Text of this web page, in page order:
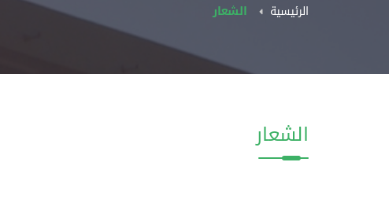
الرئيسية الشعار
الشعار